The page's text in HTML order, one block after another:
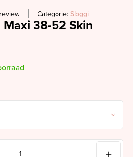
Categorie: Sloggi
Maxi 38-52 Skin